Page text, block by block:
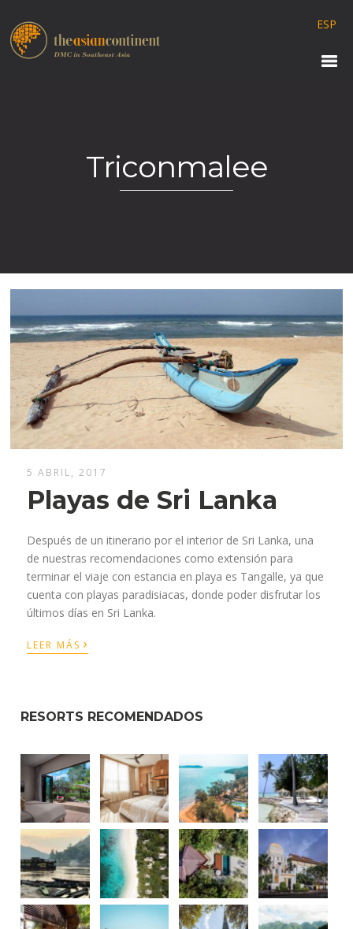
ESP
Triconmalee
5 ABRIL, 2017
Playas de Sri Lanka
Después de un itinerario por el interior de Sri Lanka, una
de nuestras recomendaciones como extensión para
terminar el viaje con estancia en playa es Tangalle, ya que
cuenta con playas paradisiacas, donde poder disfrutar los
últimos días en Sri Lanka.
LEER MÁS ›
RESORTS RECOMENDADOS